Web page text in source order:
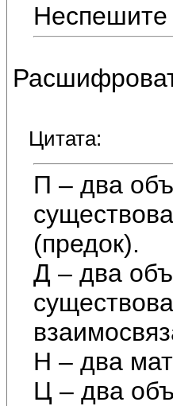
Цитата:
П – два
(предок).
Д – два
Н – два
Ц – два